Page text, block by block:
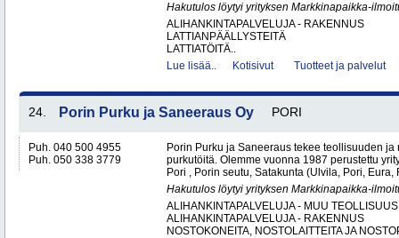
Hakutulos löytyi yrityksen Markkinapaikka-
ALIHANKINTAPALVELUJA - RAKENNUS
LATTIANPÄÄLLYSTEITÄ
LATTIATÖITÄ..
Lue lisää..
Kotisivut Tuotteet ja palvelut
24. Porin Purku ja Saneeraus Oy PORI
Puh. 040 500 4955
Puh. 050 338 3779
Porin Purku ja Saneeraus tekee teollisuuden
purkutöitä. Olemme vuonna 1987 perustettu
Pori , Porin seutu, Satakunta (Ulvila, Pori, Eura,
Hakutulos löytyi yrityksen Markkinapaikka-
ALIHANKINTAPALVELUJA - MUU TEOLLISUUS
ALIHANKINTAPALVELUJA - RAKENNUS
NOSTOKONEITA, NOSTOLAITTEITA JA